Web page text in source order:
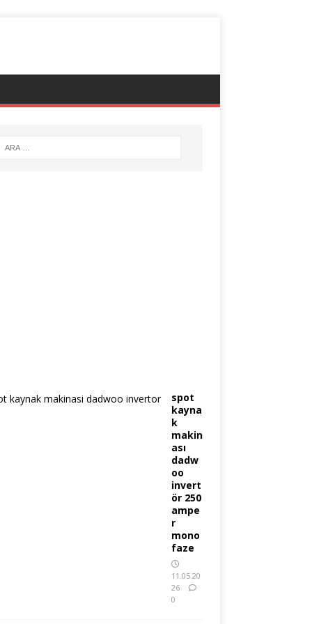
spot
kayna
k
makin
ası
dadw
oo
invert
ör 250
ampe
r
mono
faze
11.05.20
26
0